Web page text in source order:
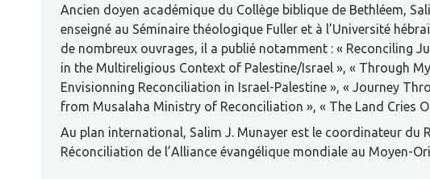
Ancien doyen académique du Collège biblique de Bethléem,
enseigné au Séminaire théologique Fuller et à l’Université
de nombreux ouvrages, il a publié notamment : « Reconciling
in the Multireligious Context of Palestine/Israel », « Through My
Envisionning Reconciliation in Israel-Palestine », « Journey
from Musalaha Ministry of Reconciliation », « The Land Cries
Au plan international, Salim J. Munayer est le coordinateur du
Réconciliation de l’Alliance évangélique mondiale au Moyen-